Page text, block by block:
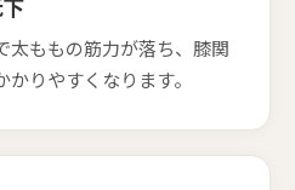
太ももの筋力が落ち、膝関
りやすくなります。